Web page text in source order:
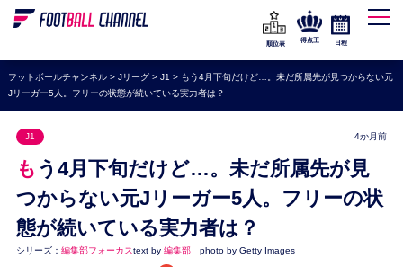
WEリーグ
海外サッカー
プレミアリーグ
セリエA
ブンデスリーガ
UEFA
ナショナルチーム
順位表
得点王 日程
フットボールチャンネル> Jリーグ> J1 > もう4月下旬だけど…。未だ所属先が見つからない元
Jリーガー5人。フリーの状態が続いている実力者は？
J1 4か月前
もう4月下旬だけど…。未だ所属先が見
つからない元Jリーガー5人。フリーの状
態が続いている実力者は？
シリーズ： 編集部フォーカスtext by 編集部 photo by Getty Images